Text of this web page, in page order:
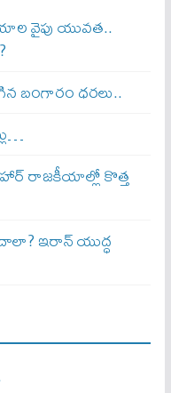
వైపు యువత..
బంగారం ధరలు..
రాజకీయాల్లో కొత్త
ఇరాన్ యుద్ధ